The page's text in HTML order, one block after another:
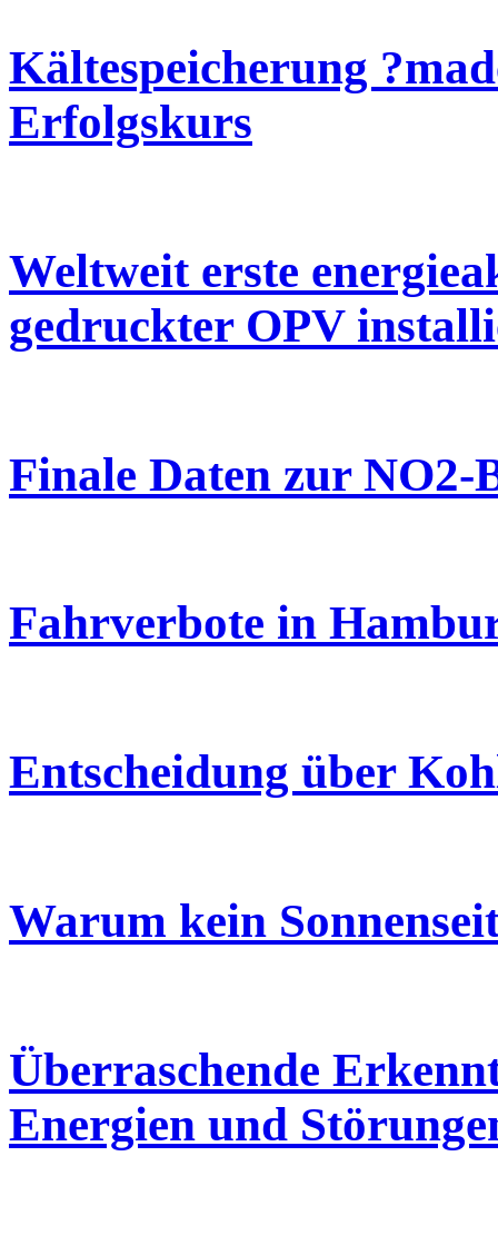
Kältespeicherung
Erfolgskurs
Weltweit erste
gedruckter OPV
Finale Daten zur NO2-
Fahrverbote in
Entscheidung über
Warum kein
Überraschende
Energien und